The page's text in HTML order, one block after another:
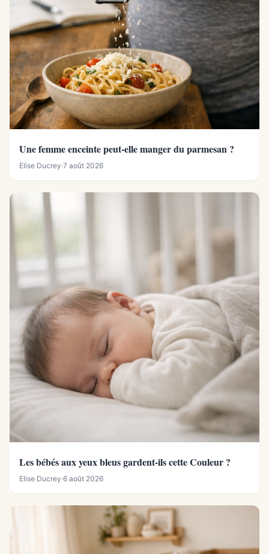
Une femme enceinte peut-elle manger du parmesan ?
Elise Ducrey·7 août 2026
Les bébés aux yeux bleus gardent-ils cette Couleur ?
Elise Ducrey·6 août 2026